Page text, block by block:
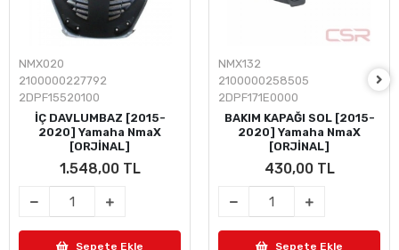
NMX020
2100000227792
2DPF15520100
İÇ DAVLUMBAZ [2015-
2020] Yamaha NmaX
[ORJİNAL]
1.548,00 TL
Sepete Ekle
NMX132
2100000258505
2DPF171E0000
BAKIM KAPAĞI SOL [2015-
2020] Yamaha NmaX
[ORJİNAL]
430,00 TL
Sepete Ekle